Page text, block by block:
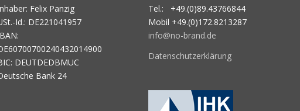
Felix Panzig
Id.: DE221041957
DEUTDEDBMUC
Bank 24
Tel.: +49.(0)89.43766844
Mobil +49.(0)172.8213287
info@no-brand.de
Datenschutzerklärung